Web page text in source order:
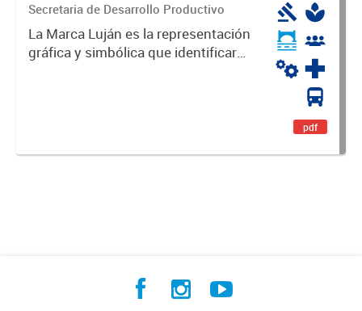
Secretaria de Desarrollo Productivo
La Marca Luján es la representación
gráfica y simbólica que identificará
pdf